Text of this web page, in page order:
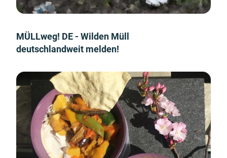
MÜLLweg! DE - Wilden Müll
deutschlandweit melden!